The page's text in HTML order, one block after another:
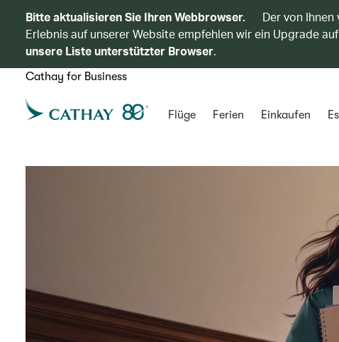
Bitte aktualisieren Sie Ihren Webbrowser.
Der von
Erlebnis auf unserer Website empfehlen wir ein Upgrade
unsere Liste unterstützter Browser.
Cathay for Business
Flüge Ferien Einkaufen